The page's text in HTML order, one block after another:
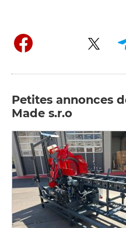
Petites annonces
Made s.r.o